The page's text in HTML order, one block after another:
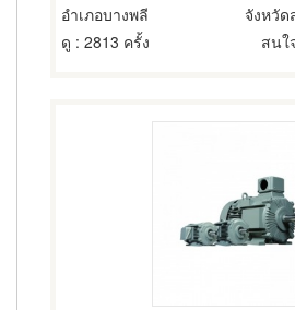
อำเภอบางพลี
จังหวั
ดู : 2813 ครั้ง สนใ